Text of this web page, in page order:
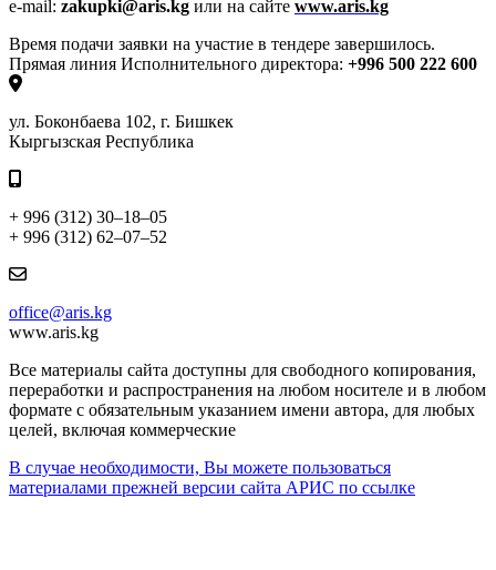
e-mail: zakupki@aris.kg или на сайте www.aris.kg
Время подачи заявки на участие в тендере завершилось.
Прямая линия Исполнительного директора: +996 500 222 600
ул. Боконбаева 102, г. Бишкек
Кыргызская Республика
+ 996 (312) 30–18–05
+ 996 (312) 62–07–52
office@aris.kg
www.aris.kg
Все материалы сайта доступны для свободного копирования,
переработки и распространения на любом носителе и в любом
формате с обязательным указанием имени автора, для любых
целей, включая коммерческие
В случае необходимости, Вы можете пользоваться
материалами прежней версии сайта АРИС по ссылке